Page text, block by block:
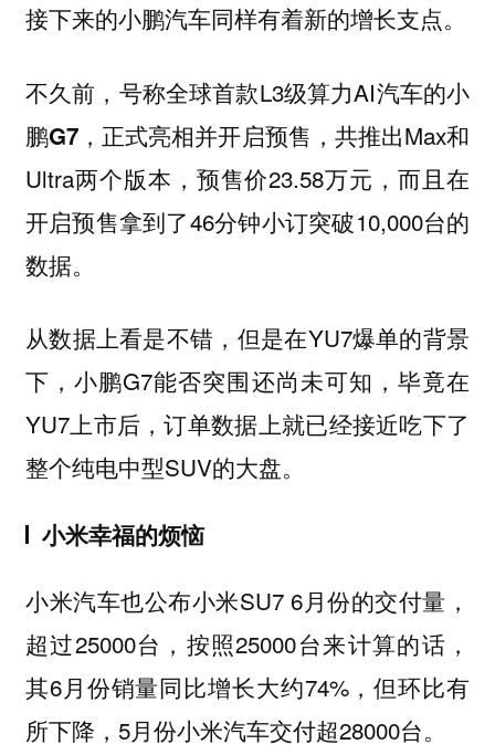
接下来的小鹏汽车同样有着新的增长支点。
不久前，号称全球首款L3级算力AI汽车的小
鹏G7 ，正式亮相并开启预售，共推出Max和
Ultra两个版本，预售价23.58万元，而且在
开启预售拿到了46分钟小订突破10,000台的
数据。
从数据上看是不错，但是在YU7爆单的背景
下，小鹏G7能否突围还尚未可知，毕竟在
YU7上市后，订单数据上就已经接近吃下了
整个纯电中型SUV的大盘。
小米幸福的烦恼
小米汽车也公布小米SU7 6月份的交付量，
超过25000台，按照25000台来计算的话，
其6月份销量同比增长大约74%，但环比有
所下降，5月份小米汽车交付超28000台。